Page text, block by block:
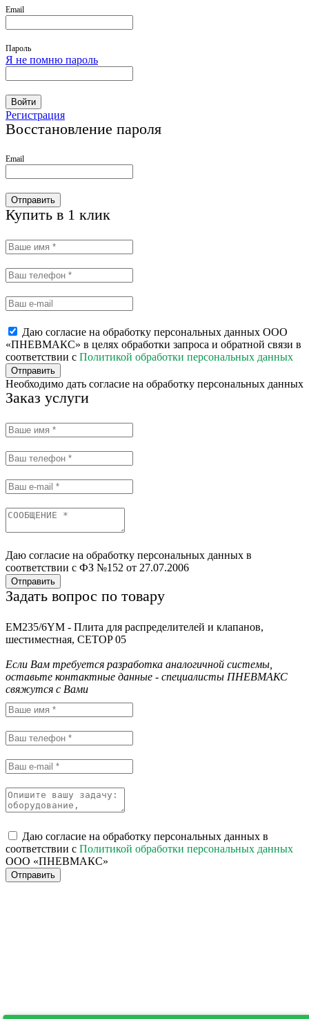
Email
Пароль
Я не помню пароль
Войти
Регистрация
Восстановление пароля
Email
Отправить
Купить в 1 клик
Даю согласие на обработку персональных данных ООО
«ПНЕВМАКС» в целях обработки запроса и обратной связи в
соответствии с Политикой обработки персональных данных
Отправить
Необходимо дать согласие на обработку персональных данных
Заказ услуги
Даю согласие на обработку персональных данных в
соответствии с ФЗ №152 от 27.07.2006
Отправить
Задать вопрос по товару
EM235/6YM - Плита для распределителей и клапанов,
шестиместная, CETOP 05
Если Вам требуется разработка аналогичной системы,
оставьте контактные данные - специалисты ПНЕВМАКС
свяжутся с Вами
Даю согласие на обработку персональных данных в
соответствии с Политикой обработки персональных данных
ООО «ПНЕВМАКС»
Отправить